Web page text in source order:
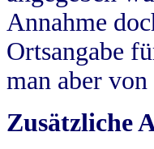
Annahme
Ortsangabe
man aber
Zusätzliche